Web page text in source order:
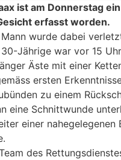
ist am Donnerstag
erfasst worden.
wurde dabei
Jährige war vor 15
Äste mit einer
ersten
zu einem
eine Schnittwunde
einer
des